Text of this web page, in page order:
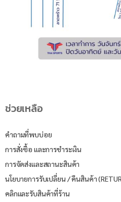
ช่วยเหลือ
คำถามที่พบบ่อย
การสั่งซื้อ และการชำระเงิน
การจัดส่งและสถานะสินค้า
นโยบายการรับเปลี่ยน / คืนสินค้า
คลิกและรับสินค้าที่ร้าน